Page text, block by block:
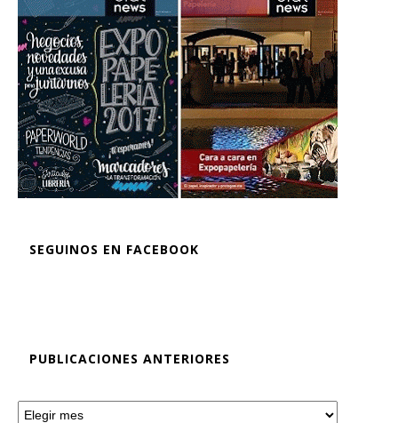
SEGUINOS EN FACEBOOK
PUBLICACIONES ANTERIORES